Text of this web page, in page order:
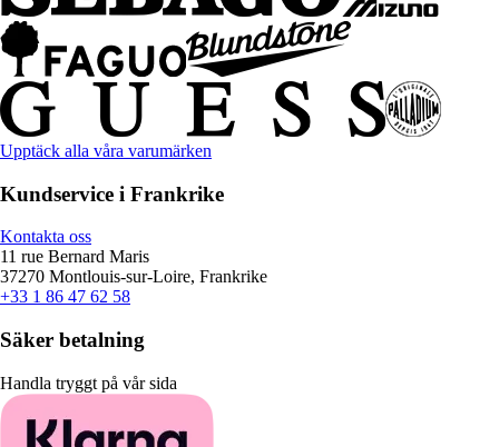
Upptäck alla våra varumärken
Kundservice i Frankrike
Kontakta oss
11 rue Bernard Maris
37270 Montlouis-sur-Loire, Frankrike
+33 1 86 47 62 58
Säker betalning
Handla tryggt på vår sida